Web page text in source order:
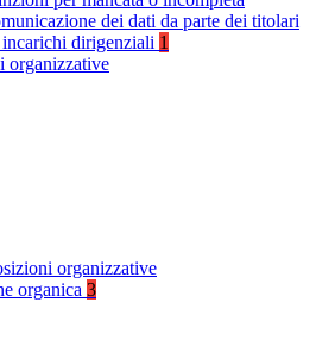
dei dati da parte dei titolari
dirigenziali 1
organizzative
organizzative
organica 3